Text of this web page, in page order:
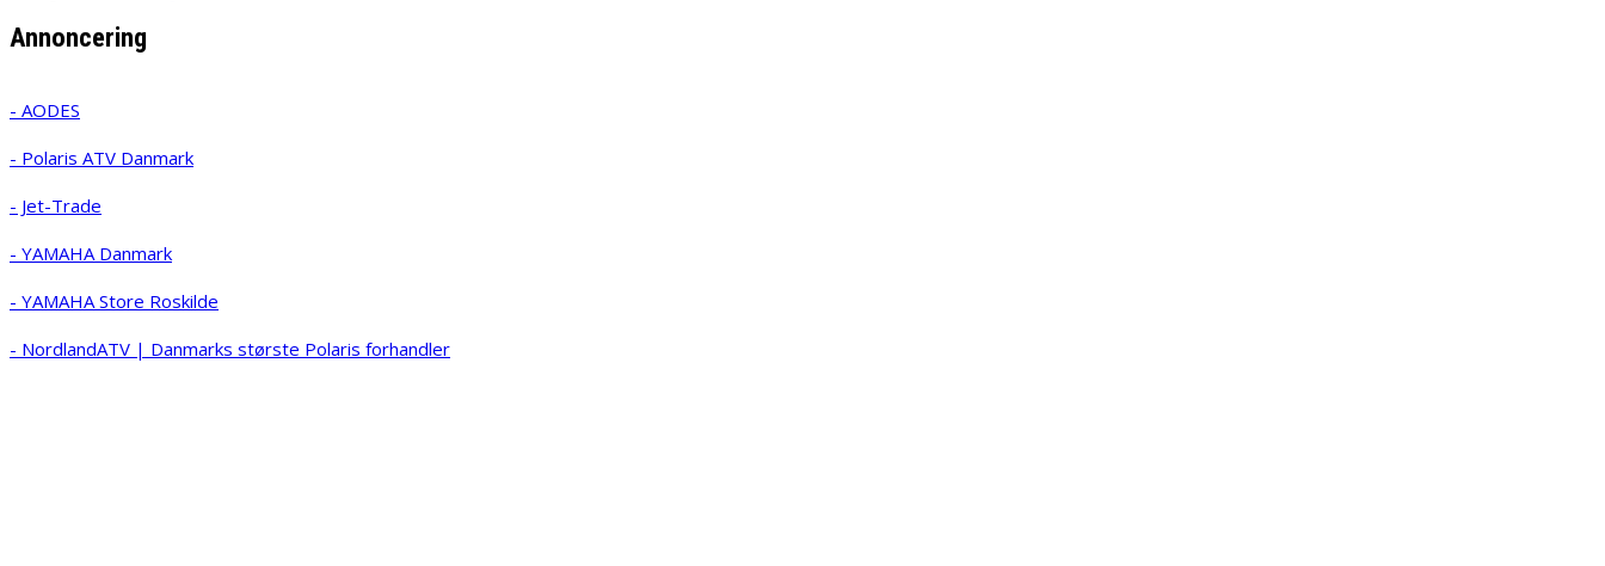
Annoncering
- AODES
- Polaris ATV Danmark
- Jet-Trade
- YAMAHA Danmark
- YAMAHA Store Roskilde
- NordlandATV | Danmarks største Polaris forhandler